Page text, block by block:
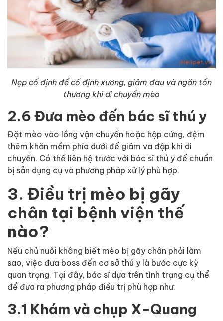
Nẹp cố định để cố định xương, giảm đau và ngăn tổn
thương khi di chuyển mèo
2.6 Đưa mèo đến bác sĩ thú y
Đặt mèo vào lồng vận chuyển hoặc hộp cứng, đệm
thêm khăn mềm phía dưới để giảm va đập khi di
chuyển. Có thể liên hệ trước với bác sĩ thú y để chuẩn
bị sẵn dụng cụ và phương pháp xử lý phù hợp.
3. Điều trị mèo bị gãy
chân tại bệnh viện thế
nào?
Nếu chủ nuôi không biết mèo bị gãy chân phải làm
sao, việc đưa boss đến cơ sở thú y là bước cực kỳ
quan trọng. Tại đây, bác sĩ dựa trên tình trạng cụ thể
để đưa ra phương pháp điều trị phù hợp như:
3.1 Khám và chụp X-Quang